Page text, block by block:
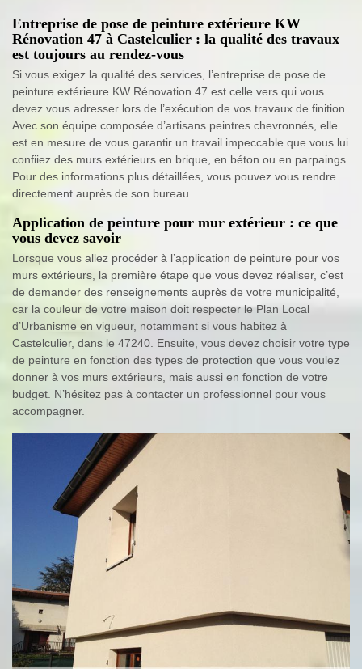
Entreprise de pose de peinture extérieure KW
Rénovation 47 à Castelculier : la qualité des travaux
est toujours au rendez-vous
Si vous exigez la qualité des services, l’entreprise de pose de
peinture extérieure KW Rénovation 47 est celle vers qui vous
devez vous adresser lors de l’exécution de vos travaux de finition.
Avec son équipe composée d’artisans peintres chevronnés, elle
est en mesure de vous garantir un travail impeccable que vous lui
confiiez des murs extérieurs en brique, en béton ou en parpaings.
Pour des informations plus détaillées, vous pouvez vous rendre
directement auprès de son bureau.
Application de peinture pour mur extérieur : ce que
vous devez savoir
Lorsque vous allez procéder à l’application de peinture pour vos
murs extérieurs, la première étape que vous devez réaliser, c’est
de demander des renseignements auprès de votre municipalité,
car la couleur de votre maison doit respecter le Plan Local
d’Urbanisme en vigueur, notamment si vous habitez à
Castelculier, dans le 47240. Ensuite, vous devez choisir votre type
de peinture en fonction des types de protection que vous voulez
donner à vos murs extérieurs, mais aussi en fonction de votre
budget. N’hésitez pas à contacter un professionnel pour vous
accompagner.